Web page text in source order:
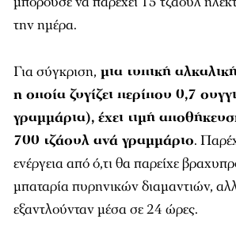
την ημέρα.
Για σύγκριση, μια τυπική
η οποία ζυγίζει περίπου 0,7
γραμμάρια), έχει τιμή
700 τζάουλ ανά γραμμάριο.
ενέργεια από ό,τι θα παρείχε
μπαταρία πυρηνικών διαμαντιών,
εξαντλούνταν μέσα σε 24 ώρες.